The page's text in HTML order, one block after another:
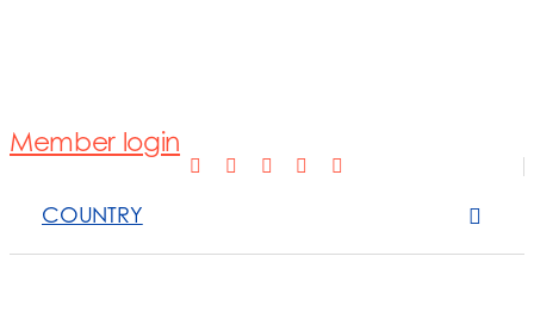
Open Scope
Sanzioni
COUNTRY
Member login